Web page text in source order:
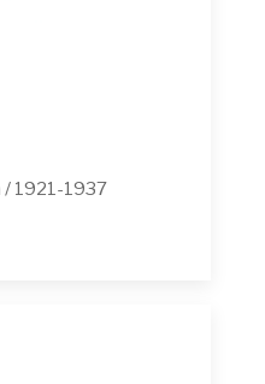
/ 1921-1937